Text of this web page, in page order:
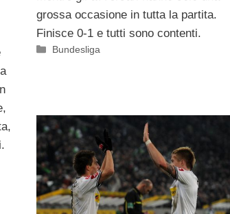
grossa occasione in tutta la partita.
Finisce 0-1 e tutti sono contenti.
Categorie
Bundesliga